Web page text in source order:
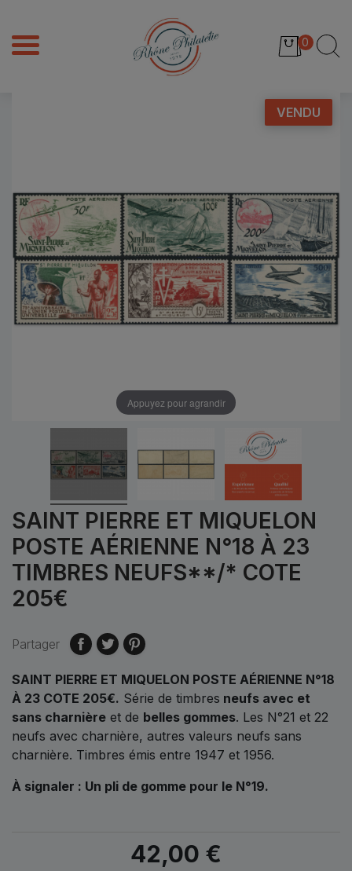
0
VENDU
Appuyez pour agrandir
SAINT PIERRE ET MIQUELON
POSTE AÉRIENNE N°18 À 23
TIMBRES NEUFS**/* COTE
205€
Partager
SAINT PIERRE ET MIQUELON POSTE AÉRIENNE N°18
À 23 COTE 205€. Série de timbres neufs avec et
sans charnière et de belles gommes. Les N°21 et 22
neufs avec charnière, autres valeurs neufs sans
charnière. Timbres émis entre 1947 et 1956.
À signaler : Un pli de gomme pour le N°19.
42,00 €